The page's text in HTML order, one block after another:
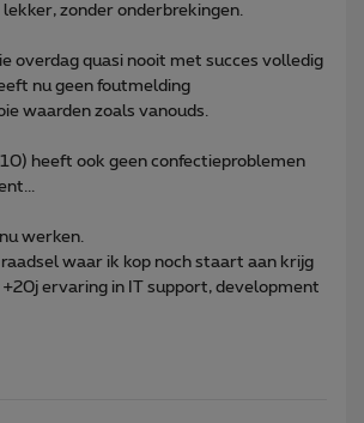
zonder onderbrekingen.
overdag quasi nooit met succes volledig
nu geen foutmelding
waarden zoals vanouds.
heeft ook geen confectieproblemen
werken.
raadsel waar ik kop noch staart aan krijg
ervaring in IT support, development